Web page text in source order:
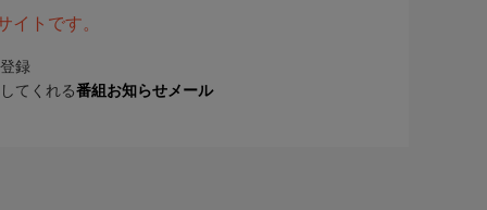
イトです。
録
てくれる番組お知らせメール